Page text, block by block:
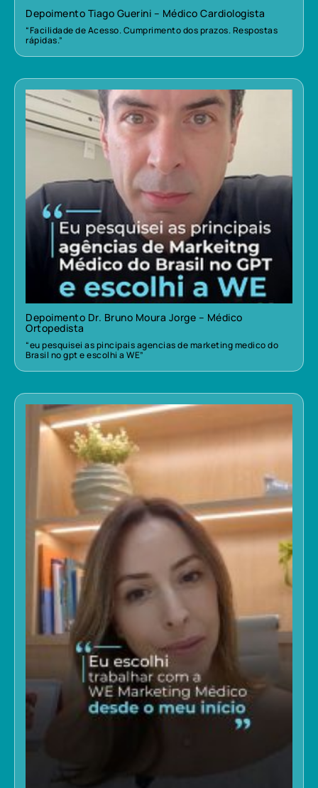
Depoimento Tiago Guerini – Médico Cardiologista
“Facilidade de Acesso. Cumprimento dos prazos. Respostas
rápidas.”
Depoimento Dr. Bruno Moura Jorge – Médico
Ortopedista
“eu pesquisei as pincipais agencias de marketing medico do
Brasil no gpt e escolhi a WE”